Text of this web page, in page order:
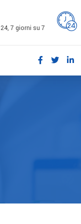
7 giorni su 7